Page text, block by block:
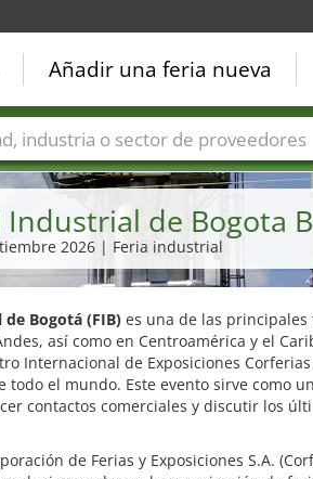
de Bogota
2026 | Feria industrial
Bogotá (FIB)es una de las principales
así como en Centroamérica y el
Internacional de Exposiciones
todo el mundo. Este evento sirve como
contactos comerciales y discutir los
de Ferias y Exposiciones S.A.
Añadir una feria nueva
Sectores de ferias Sectores de